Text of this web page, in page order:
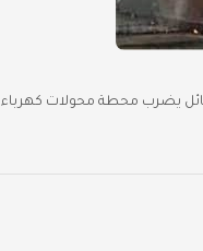
محولات كهرباء 66 بالعاشر من رمضان.. وفصل التيار عن عدة مناطق